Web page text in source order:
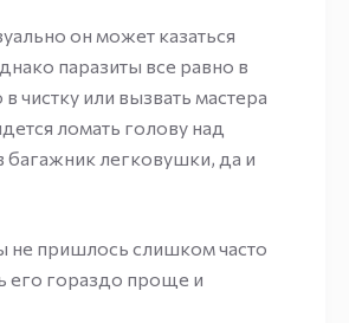
он может казаться
паразиты все равно в
чистку или вызвать мастера
ломать голову над
багажник легковушки, да и
не пришлось слишком часто
его гораздо проще и